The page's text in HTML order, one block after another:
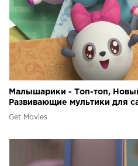
Малышарики - Топ-топ,
Развивающие мультики для
Get Movies